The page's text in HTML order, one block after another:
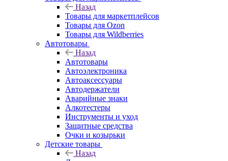
Назад
Товары для маркетплейсов
Товары для Ozon
Товары для Wildberries
Автотовары
Назад
Автотовары
Автоэлектроника
Автоаксессуары
Автодержатели
Аварийные знаки
Алкотестеры
Инструменты и уход
Защитные средства
Очки и козырьки
Детские товары
Назад